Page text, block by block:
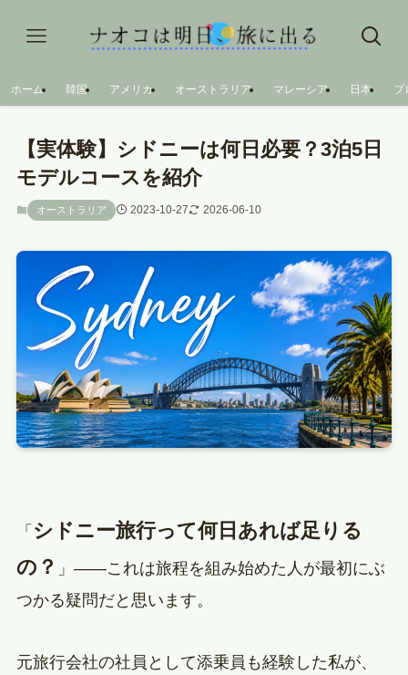
ホーム 韓国 アメリカ オーストラリア マレーシア 日本 プ
【実体験】シドニーは何日必要？3泊5日
モデルコースを紹介
オーストラリア 2023-10-27 2026-06-10
「 シドニー旅行って何日あれば足りる
の？ 」——これは旅程を組み始めた人が最初にぶ
つかる疑問だと思います。
元旅行会社の社員として添乗員も経験した私が、